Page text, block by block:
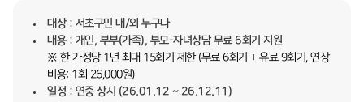
대상 : 서초구민 내/외 누구나
내용 : 개인, 부부(가족), 부모-자녀상담 무료 6회기 지원
※ 한 가정당 1년 최대 15회기 제한 (무료 6회기 + 유료 9회기, 연장
비용: 1회 26,000원)
일정 : 연중 상시 (26.01.12 ~ 26.12.11)